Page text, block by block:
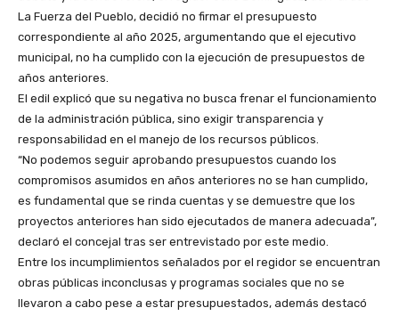
La Fuerza del Pueblo, decidió no firmar el presupuesto
correspondiente al año 2025, argumentando que el ejecutivo
municipal, no ha cumplido con la ejecución de presupuestos de
años anteriores.
El edil explicó que su negativa no busca frenar el funcionamiento
de la administración pública, sino exigir transparencia y
responsabilidad en el manejo de los recursos públicos.
“No podemos seguir aprobando presupuestos cuando los
compromisos asumidos en años anteriores no se han cumplido,
es fundamental que se rinda cuentas y se demuestre que los
proyectos anteriores han sido ejecutados de manera adecuada”,
declaró el concejal tras ser entrevistado por este medio.
Entre los incumplimientos señalados por el regidor se encuentran
obras públicas inconclusas y programas sociales que no se
llevaron a cabo pese a estar presupuestados, además destacó